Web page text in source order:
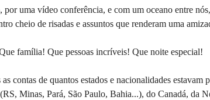
por uma vídeo conferência, e com um oceano entre
cheio de risadas e assuntos que renderam uma
família! Que pessoas incríveis! Que noite especial!
as contas de quantos estados e nacionalidades
Minas, Pará, São Paulo, Bahia...), do Canadá, da